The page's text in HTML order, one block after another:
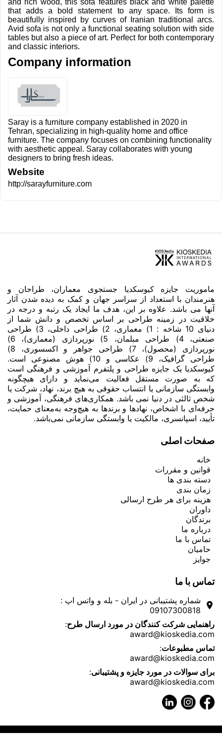
Avid sofa is not only a functional seating solution with side
tables but also a piece of art. Perfect for both contemporary
and classic interiors.
Company information
Saray is a furniture company established in 2020 in
Tehran, specializing in high-quality home and office
furniture. The company focuses on combining functionality
with aesthetic appeal. Saray collaborates with young
designers to bring fresh ideas.
Website
http://sarayfurniture.com
ماموریت جایزه کیوسکدیا جستجوی معماران، طراحان و
آنها می باشد. علاوه بر این، هدف ما ایجاد یک رتبه و درجه در
خلاقیت در زمینه طراحی بر اساس تخصص و دانش شما از
دنیای 10 شاخه : 1) معماری، 2) طراحی داخلی، 3) طراحی
صنعتی، 4) طراحی مبلمان، 5) نورپردازی (معماری)، 6)
نورپردازی (محصول)، 7) طراحی جواهر و اکسسوری، 8)
طراحی گرافیک، 9) عکاسی و 10) هوش مصنوعی است.
کیوسکدیا یک جایزه طراحی و پلتفرم آموزشی و فرهنگی است
که به صورت مستقل فعالیت می‌نماید و دارای هیچگونه
وابستگی سازمانی یا انتساب حقوقی به هیچ برند، نهاد، شرکت یا
شخص ثالثی در دنیا نمی باشد. همکاری‌های فرهنگی، آموزشی و
حرفه‌ای با اشخاص، نهادها و برندها به هیچ‌وجه به‌معنای حمایت،
تأیید، اسپانسری، مالکیت یا وابستگی سازمانی نمی‌باشد.
صفحات اصلی
خانه
قوانین و مقررات
دسته بندی ها
زمان بندی
هزینه برای هر طرح ارسالی
داوران
برندگان
درباره ما
تماس با ما
حامیان
جوایز
تماس با ما
room
شماره پشتیبانی در ایران - بله و واتس اپ :
09107300818
راهنمایی شرکت کنندگان در مورد ارسال طرح:
award@kioskedia.com
تماس مطبوعات :
award@kioskedia.com
برای سوالات در مورد جایزه و پشتیبانی
award@kioskedia.com